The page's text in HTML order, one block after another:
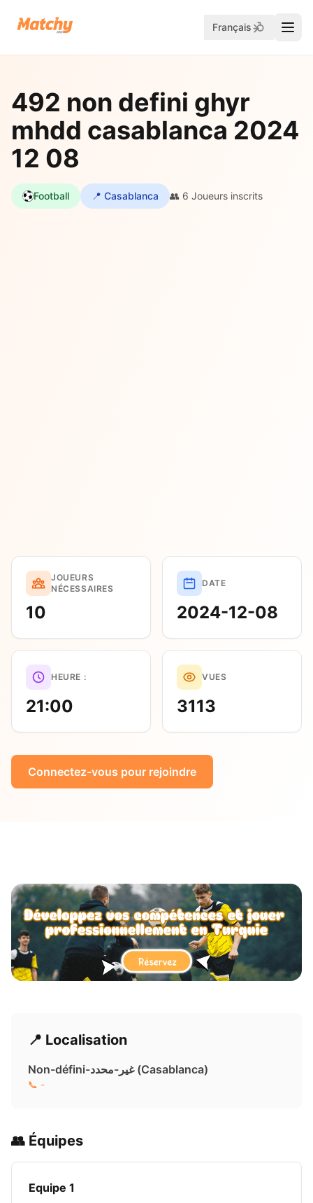
Français
492 non defini ghyr
mhdd casablanca 2024
12 08
Football 📍 Casablanca 👥 6 Joueurs inscrits
JOUEURS
NÉCESSAIRES
10
DATE
2024-12-08
HEURE :
21:00
VUES
3113
Connectez-vous pour rejoindre
📍 Localisation
Non-défini-غير-محدد ( Casablanca)
📞 -
👥 Équipes
Equipe 1